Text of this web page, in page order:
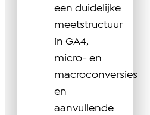
een duidelijke
meetstructuur
in GA4,
micro- en
macroconversies
en
aanvullende